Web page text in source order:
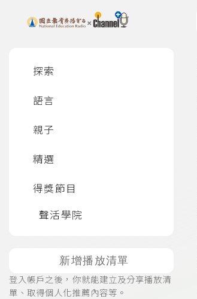
上方功能區塊
探索
語言
親子
精選
得獎節目
聲活學院
新增播放清單
登入帳戶之後，你就能建立及分享播放清
單、取得個人化推薦內容等。